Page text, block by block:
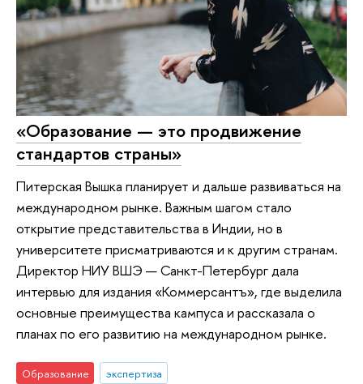
«Образование — это продвижение
стандартов страны»
Питерская Вышка планирует и дальше развиваться на
международном рынке. Важным шагом стало
открытие представительства в Индии, но в
университете присматриваются и к другим странам.
Директор НИУ ВШЭ — Санкт-Петербург дала
интервью для издания «Коммерсантъ», где выделила
основные преимущества кампуса и рассказала о
планах по его развитию на международном рынке.
Образование
экспертиза